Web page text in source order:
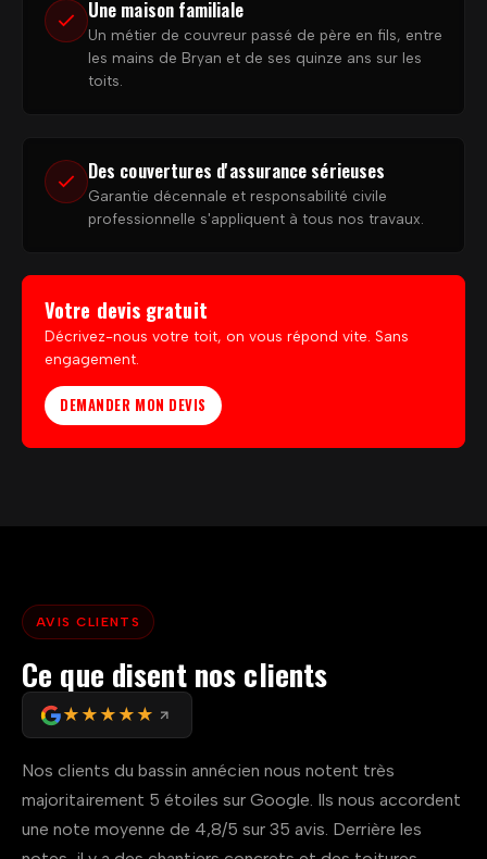
Une maison familiale
Un métier de couvreur passé de père en fils, entre
les mains de Bryan et de ses quinze ans sur les
toits.
Des couvertures d'assurance sérieuses
Garantie décennale et responsabilité civile
professionnelle s'appliquent à tous nos travaux.
Votre devis gratuit
Décrivez-nous votre toit, on vous répond vite. Sans
engagement.
DEMANDER MON DEVIS
AVIS CLIENTS
Ce que disent nos clients
★★★★★
Nos clients du bassin annécien nous notent très
majoritairement 5 étoiles sur Google. Ils nous accordent
une note moyenne de 4,8/5 sur 35 avis. Derrière les